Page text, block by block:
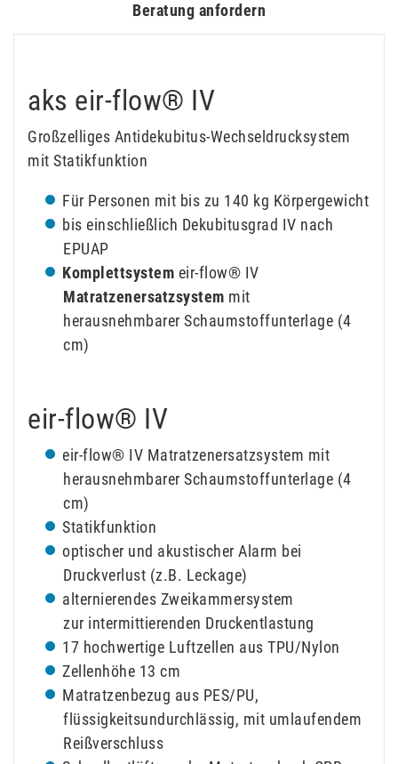
Beratung anfordern
aks eir-flow® IV
Großzelliges Antidekubitus-Wechseldrucksystem
mit Statikfunktion
Für Personen mit bis zu 140 kg Körpergewicht
bis einschließlich Dekubitusgrad IV nach
EPUAP
Komplettsystem eir-flow® IV
Matratzenersatzsystem mit
herausnehmbarer Schaumstoffunterlage (4
cm)
eir-flow® IV
eir-flow® IV Matratzenersatzsystem mit
herausnehmbarer Schaumstoffunterlage (4
cm)
Statikfunktion
optischer und akustischer Alarm bei
Druckverlust (z.B. Leckage)
alternierendes Zweikammersystem
zur intermittierenden Druckentlastung
17 hochwertige Luftzellen aus TPU/Nylon
Zellenhöhe 13 cm
Matratzenbezug aus PES/PU,
flüssigkeitsundurchlässig, mit umlaufendem
Reißverschluss